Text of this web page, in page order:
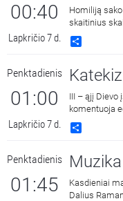
00:40
Lapkričio 7 d.
Homiliją
skaitinius
Penktadienis
01:00
Lapkričio 7 d.
III – ąjį Dievo
komentuoja
Penktadienis
01:45
Kasdieniai
Dalius